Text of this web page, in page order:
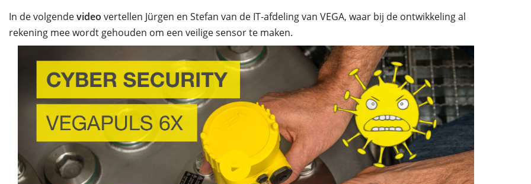
In de volgendevideo vertellen Jürgen en Stefan van de IT-afdeling van VEGA, waar bij de ontwikkeling al
rekening mee wordt gehouden om een veilige sensor te maken.